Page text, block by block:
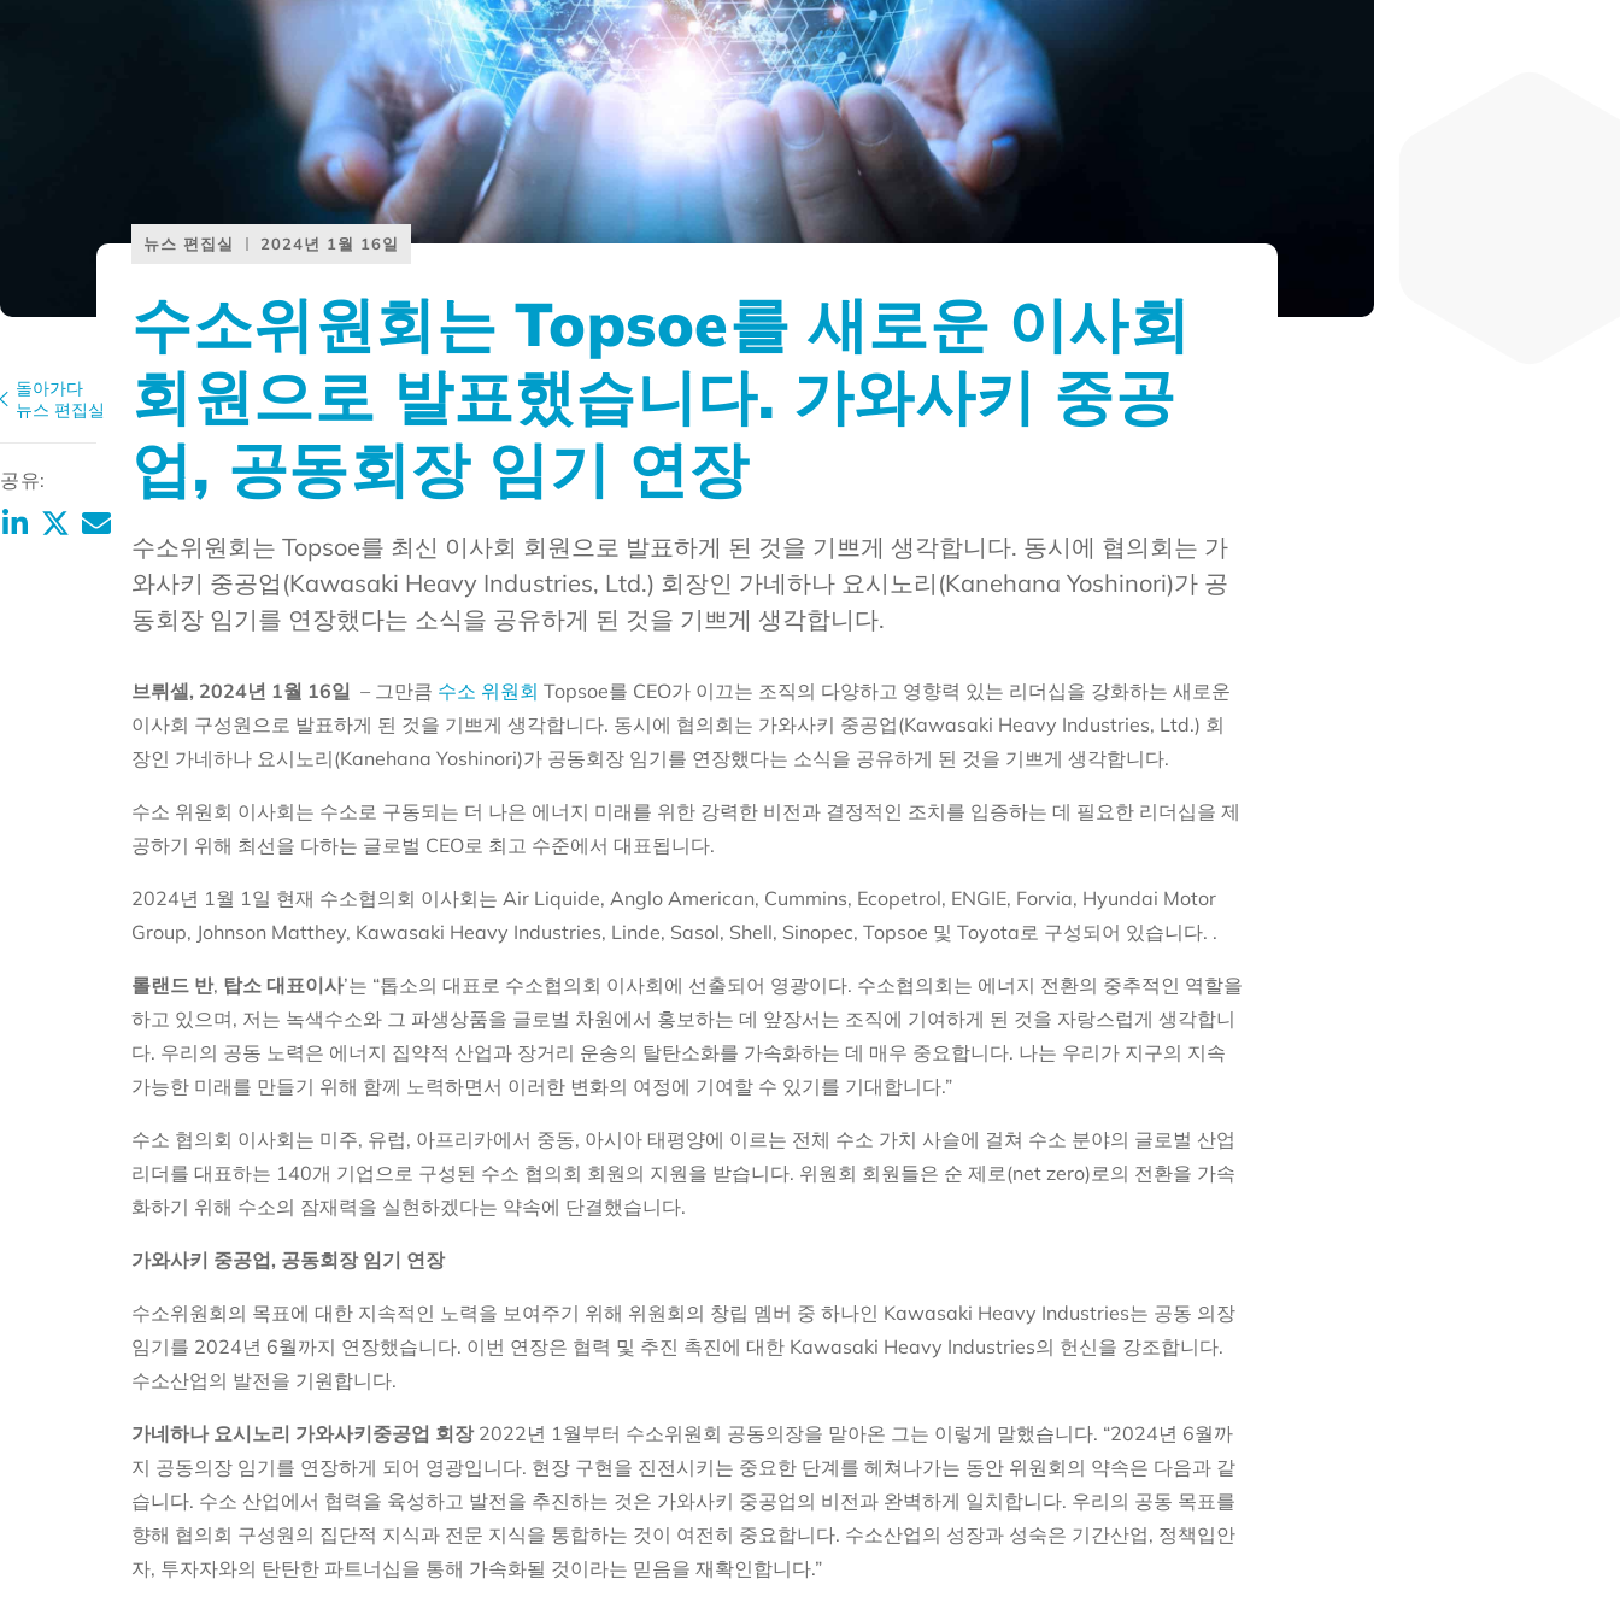
돌아가다
뉴스 편집실
공유:
뉴스 편집실 2024년 1월 16일
수소위원회는 Topsoe를 새로운 이사회
회원으로 발표했습니다. 가와사키 중공
업, 공동회장 임기 연장
수소위원회는 Topsoe를 최신 이사회 회원으로 발표하게 된 것을 기쁘게 생각합니다. 동시에 협의회는 가
와사키 중공업(Kawasaki Heavy Industries, Ltd.) 회장인 가네하나 요시노리(Kanehana Yoshinori)가 공
동회장 임기를 연장했다는 소식을 공유하게 된 것을 기쁘게 생각합니다.
브뤼셀, 2024년 1월 16일 – 그만큼 수소 위원회 Topsoe를 CEO가 이끄는 조직의 다양하고 영향력 있는 리더십을 강화하는 새로운
이사회 구성원으로 발표하게 된 것을 기쁘게 생각합니다. 동시에 협의회는 가와사키 중공업(Kawasaki Heavy Industries, Ltd.) 회
장인 가네하나 요시노리(Kanehana Yoshinori)가 공동회장 임기를 연장했다는 소식을 공유하게 된 것을 기쁘게 생각합니다.
수소 위원회 이사회는 수소로 구동되는 더 나은 에너지 미래를 위한 강력한 비전과 결정적인 조치를 입증하는 데 필요한 리더십을 제
공하기 위해 최선을 다하는 글로벌 CEO로 최고 수준에서 대표됩니다.
2024년 1월 1일 현재 수소협의회 이사회는 Air Liquide, Anglo American, Cummins, Ecopetrol, ENGIE, Forvia, Hyundai Motor
Group, Johnson Matthey, Kawasaki Heavy Industries, Linde, Sasol, Shell, Sinopec, Topsoe 및 Toyota로 구성되어 있습니다. .
롤랜드 반, 탑소 대표이사’는 “톱소의 대표로 수소협의회 이사회에 선출되어 영광이다. 수소협의회는 에너지 전환의 중추적인 역할을
하고 있으며, 저는 녹색수소와 그 파생상품을 글로벌 차원에서 홍보하는 데 앞장서는 조직에 기여하게 된 것을 자랑스럽게 생각합니
다. 우리의 공동 노력은 에너지 집약적 산업과 장거리 운송의 탈탄소화를 가속화하는 데 매우 중요합니다. 나는 우리가 지구의 지속
가능한 미래를 만들기 위해 함께 노력하면서 이러한 변화의 여정에 기여할 수 있기를 기대합니다.”
수소 협의회 이사회는 미주, 유럽, 아프리카에서 중동, 아시아 태평양에 이르는 전체 수소 가치 사슬에 걸쳐 수소 분야의 글로벌 산업
리더를 대표하는 140개 기업으로 구성된 수소 협의회 회원의 지원을 받습니다. 위원회 회원들은 순 제로(net zero)로의 전환을 가속
화하기 위해 수소의 잠재력을 실현하겠다는 약속에 단결했습니다.
가와사키 중공업, 공동회장 임기 연장
수소위원회의 목표에 대한 지속적인 노력을 보여주기 위해 위원회의 창립 멤버 중 하나인 Kawasaki Heavy Industries는 공동 의장
임기를 2024년 6월까지 연장했습니다. 이번 연장은 협력 및 추진 촉진에 대한 Kawasaki Heavy Industries의 헌신을 강조합니다.
수소산업의 발전을 기원합니다.
가네하나 요시노리 가와사키중공업 회장 2022년 1월부터 수소위원회 공동의장을 맡아온 그는 이렇게 말했습니다. “2024년 6월까
지 공동의장 임기를 연장하게 되어 영광입니다. 현장 구현을 진전시키는 중요한 단계를 헤쳐나가는 동안 위원회의 약속은 다음과 같
습니다. 수소 산업에서 협력을 육성하고 발전을 추진하는 것은 가와사키 중공업의 비전과 완벽하게 일치합니다. 우리의 공동 목표를
향해 협의회 구성원의 집단적 지식과 전문 지식을 통합하는 것이 여전히 중요합니다. 수소산업의 성장과 성숙은 기간산업, 정책입안
자, 투자자와의 탄탄한 파트너십을 통해 가속화될 것이라는 믿음을 재확인합니다.”